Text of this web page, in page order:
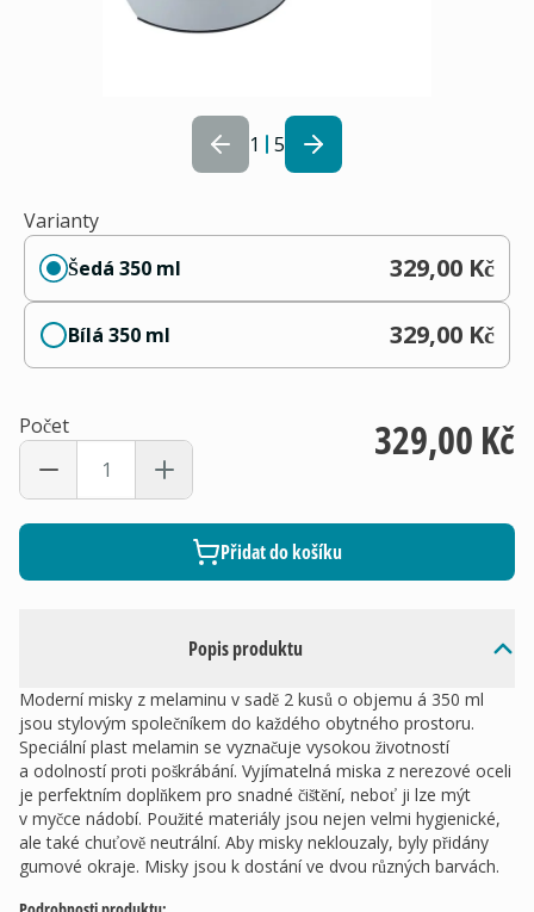
1 5
Popis produktu
Moderní misky z melaminu v sadě 2 kusů o objemu á 350 ml
jsou stylovým společníkem do každého obytného prostoru.
Speciální plast melamin se vyznačuje vysokou životností
a odolností proti poškrábání. Vyjímatelná miska z nerezové oceli
je perfektním doplňkem pro snadné čištění, neboť ji lze mýt
v myčce nádobí. Použité materiály jsou nejen velmi hygienické,
ale také chuťově neutrální. Aby misky neklouzaly, byly přidány
gumové okraje. Misky jsou k dostání ve dvou různých barvách.
Varianty
Šedá 350 ml
329,00 Kč
Bílá 350 ml 329,00 Kč
Počet 329,00 Kč
Přidat do košíku